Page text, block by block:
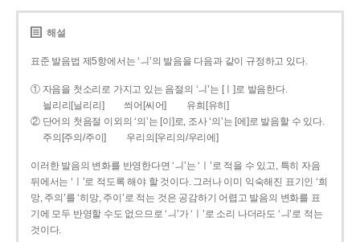
해설
표준 발음법 제5항에서는 ‘ㅢ’의 발음을 다음과 같이 규정하고 있다.
① 자음을 첫소리로 가지고 있는 음절의 ‘ㅢ’는 [ㅣ]로 발음한다.
늴리리[닐리리]
씌어[씨어]
유희[유히]
② 단어의 첫음절 이외의 ‘의’는 [이]로, 조사 ‘의’는 [에]로 발음할 수 있다.
주의[주의/주이]
우리의[우리의/우리에]
이러한 발음의 변화를 반영한다면 ‘ㅢ’는 ‘ㅣ’로 적을 수 있고, 특히 자음
뒤에서는 ‘ㅣ’로 적도록 해야 할 것이다. 그러나 이미 익숙해진 표기인 ‘희
망, 주의’를 ‘히망, 주이’로 적는 것은 공감하기 어렵고 발음의 변화를 표
기에 모두 반영할 수도 없으므로 ‘ㅢ’가 ‘ㅣ’로 소리 나더라도 ‘ㅢ’로 적는
것이다.